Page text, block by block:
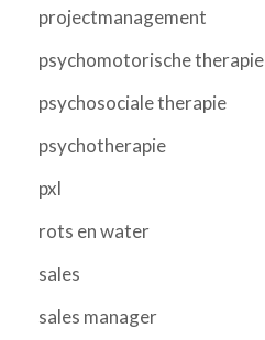
projectmanagement
psychomotorische therapie
psychosociale therapie
psychotherapie
pxl
rots en water
sales
sales manager